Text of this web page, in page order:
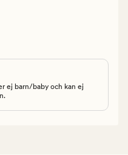
ej barn/baby och kan ej